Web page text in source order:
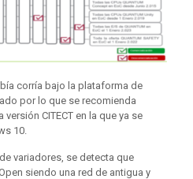
corría bajo la plataforma de
por lo que se recomienda
CITECT en la que ya se
10.
variadores, se detecta que
siendo una red de antigua y